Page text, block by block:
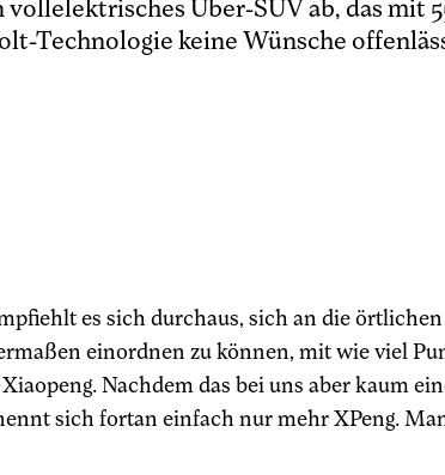
vollelektrisches Über-SUV ab, das mit
Technologie keine Wünsche
es sich durchaus, sich an die örtlichen
einordnen zu können, mit wie viel
Nachdem das bei uns aber kaum
sich fortan einfach nur mehr XPeng.